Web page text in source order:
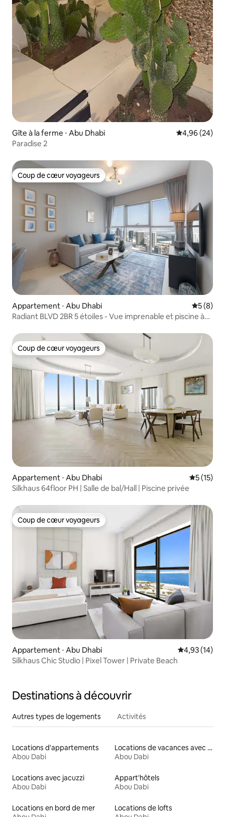
Gîte à la ferme ⋅ Abu Dhabi Évaluation
4,96 (24)
Paradise 2
Coup de cœur voyageurs
Coup de cœur voyageurs
Appartement ⋅ Abu Dhabi
5 (8)
Radiant BLVD 2BR 5 étoiles - Vue imprenable et piscine à
Coup de cœur voyageurs
Coup de cœur voyageurs
Appartement ⋅ Abu Dhabi
5 (15)
Silkhaus 64floor PH | Salle de bal/Hall | Piscine privée
Coup de cœur voyageurs
Coup de cœur voyageurs
Appartement ⋅ Abu Dhabi Évaluation
4,93 (14)
Silkhaus Chic Studio | Pixel Tower | Private Beach
Destinations à découvrir
Autres types de logements Activités
Locations d'appartements
Abou Dabi
Locations de vacances avec piscine
Abou Dabi
Locations avec jacuzzi
Abou Dabi
Appart'hôtels
Abou Dabi
Locations en bord de mer
Locations de lofts